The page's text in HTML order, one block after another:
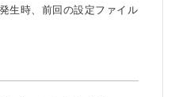
生時、前回の設定ファイル